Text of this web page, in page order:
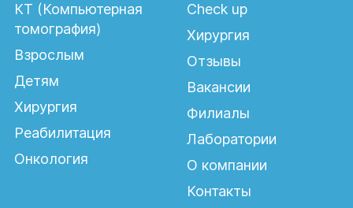
КТ (Компьютерная
томография)
Взрослым
Детям
Хирургия
Реабилитация
Онкология
Check up
Хирургия
Отзывы
Вакансии
Филиалы
Лаборатории
О компании
Контакты